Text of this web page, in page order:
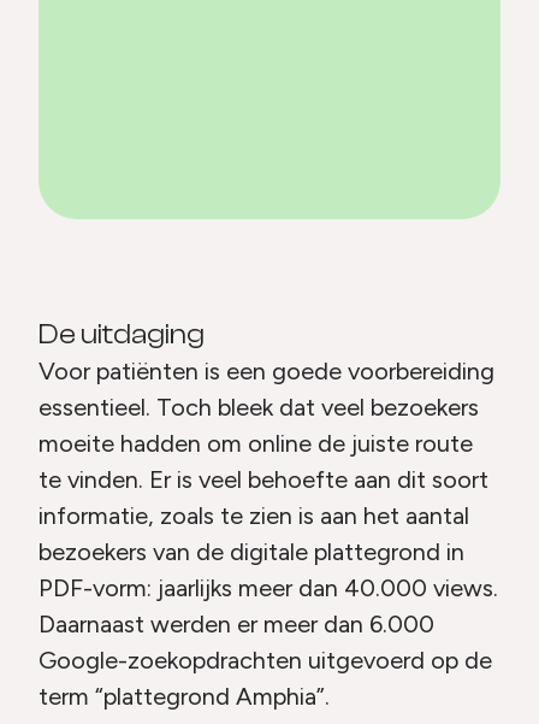
De uitdaging
Voor patiënten is een goede voorbereiding
essentieel. Toch bleek dat veel bezoekers
moeite hadden om online de juiste route
te vinden. Er is veel behoefte aan dit soort
informatie, zoals te zien is aan het aantal
bezoekers van de digitale plattegrond in
PDF-vorm: jaarlijks meer dan 40.000 views.
Daarnaast werden er meer dan 6.000
Google-zoekopdrachten uitgevoerd op de
term “plattegrond Amphia”.